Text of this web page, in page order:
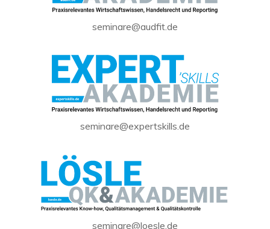
seminare@audfit.de
seminare@expertskills.de
seminare@loesle.de